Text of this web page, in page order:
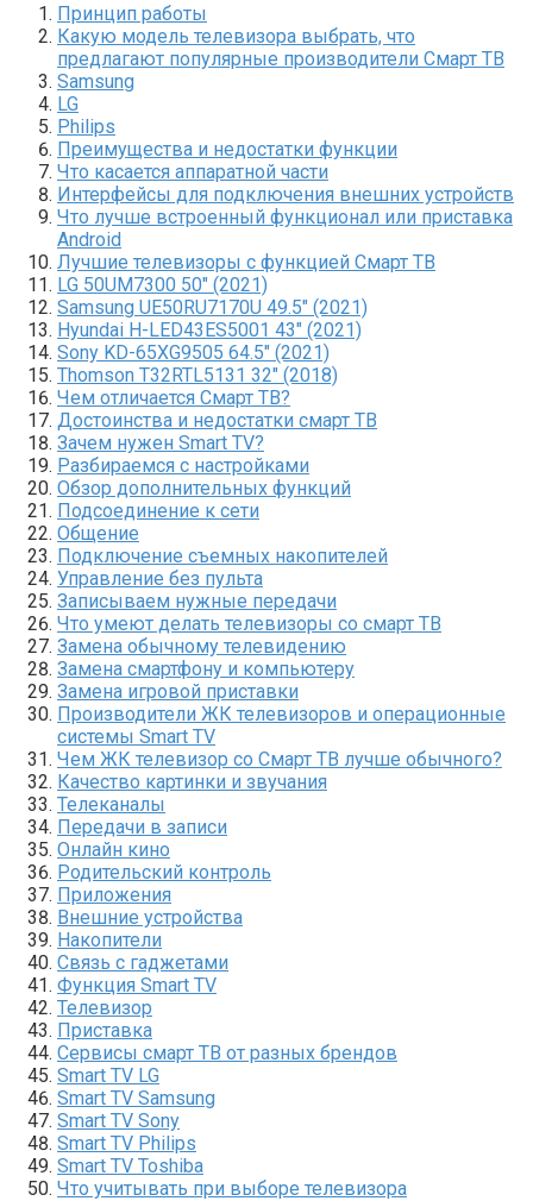
Принцип работы
Какую модель телевизора выбрать, что
предлагают популярные производители Смарт ТВ
Samsung
LG
Philips
Преимущества и недостатки функции
Что касается аппаратной части
Интерфейсы для подключения внешних устройств
Что лучше встроенный функционал или приставка
Android
Лучшие телевизоры с функцией Смарт ТВ
LG 50UM7300 50″ (2021)
Samsung UE50RU7170U 49.5″ (2021)
Hyundai H-LED43ES5001 43″ (2021)
Sony KD-65XG9505 64.5″ (2021)
Thomson T32RTL5131 32″ (2018)
Чем отличается Смарт ТВ?
Достоинства и недостатки смарт ТВ
Зачем нужен Smart TV?
Разбираемся с настройками
Обзор дополнительных функций
Подсоединение к сети
Общение
Подключение съемных накопителей
Управление без пульта
Записываем нужные передачи
Что умеют делать телевизоры со смарт ТВ
Замена обычному телевидению
Замена смартфону и компьютеру
Замена игровой приставки
Производители ЖК телевизоров и операционные
системы Smart TV
Чем ЖК телевизор со Смарт ТВ лучше обычного?
Качество картинки и звучания
Телеканалы
Передачи в записи
Онлайн кино
Родительский контроль
Приложения
Внешние устройства
Накопители
Связь с гаджетами
Функция Smart TV
Телевизор
Приставка
Сервисы смарт ТВ от разных брендов
Smart TV LG
Smart TV Samsung
Smart TV Sony
Smart TV Philips
Smart TV Toshiba
Что учитывать при выборе телевизора